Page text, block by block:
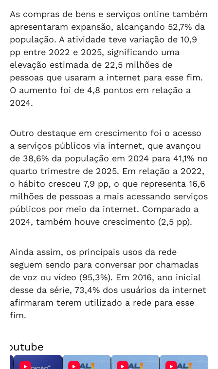
As compras de bens e serviços online também
apresentaram expansão, alcançando 52,7% da
população. A atividade teve variação de 10,9
pp entre 2022 e 2025, significando uma
elevação estimada de 22,5 milhões de
pessoas que usaram a internet para esse fim.
O aumento foi de 4,8 pontos em relação a
2024.
Outro destaque em crescimento foi o acesso
a serviços públicos via internet, que avançou
de 38,6% da população em 2024 para 41,1% no
quarto trimestre de 2025. Em relação a 2022,
o hábito cresceu 7,9 pp, o que representa 16,6
milhões de pessoas a mais acessando serviços
públicos por meio da internet. Comparado a
2024, também houve crescimento (2,5 pp).
Ainda assim, os principais usos da rede
seguem sendo para conversar por chamadas
de voz ou vídeo (95,3%). Em 2016, ano inicial
desse da série, 73,4% dos usuários da internet
afirmaram terem utilizado a rede para esse
fim.